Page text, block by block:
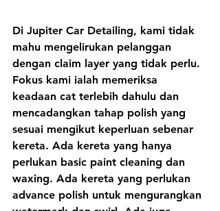
Di Jupiter Car Detailing, kami tidak
mahu mengelirukan pelanggan
dengan claim layer yang tidak perlu.
Fokus kami ialah memeriksa
keadaan cat terlebih dahulu dan
mencadangkan tahap polish yang
sesuai mengikut keperluan sebenar
kereta. Ada kereta yang hanya
perlukan basic paint cleaning dan
waxing. Ada kereta yang perlukan
advance polish untuk mengurangkan